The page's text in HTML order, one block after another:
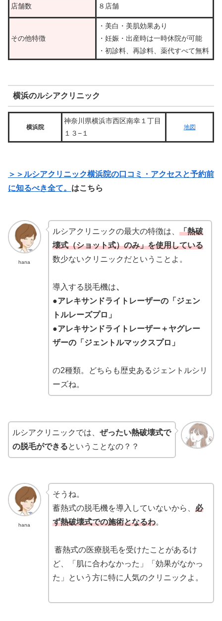
店舗数 ８店舗
その他特徴
・美白・美肌効果あり
・妊娠・出産時は一時休院が可能
・初診料、再診料、薬代すべて無料
横浜のルシアクリニック
横浜院
神奈川県横浜市西区南幸１丁目
１３−１
地図
＞＞ルシアクリニック横浜院の口コミ・アクセスと予約前
に知るべき全て。 はこちら
hana
ルシアクリニックの最大の特徴は、 「熱破
壊式（ショット式）のみ」を使用している
数少ないクリニックだということよ。
導入する脱毛機は、
●アレキサンドライトレーザーの「ジェン
トルレーズプロ」
●アレキサンドライトレーザー＋ヤグレー
ザーの「ジェントルマックスプロ」
の2種類。どちらも歴史あるジェントルシリ
ーズね。
ルシアクリニックでは、 ぜったい熱破壊式で
の脱毛ができるということなの？？
hana
そうね。
蓄熱式の脱毛機を導入していないから、 必
ず熱破壊式での施術となるわ。
蓄熱式の医療脱毛を受けたことがあるけ
ど、「肌に合わなかった」「効果がなかっ
た」という方に特に人気のクリニックよ。